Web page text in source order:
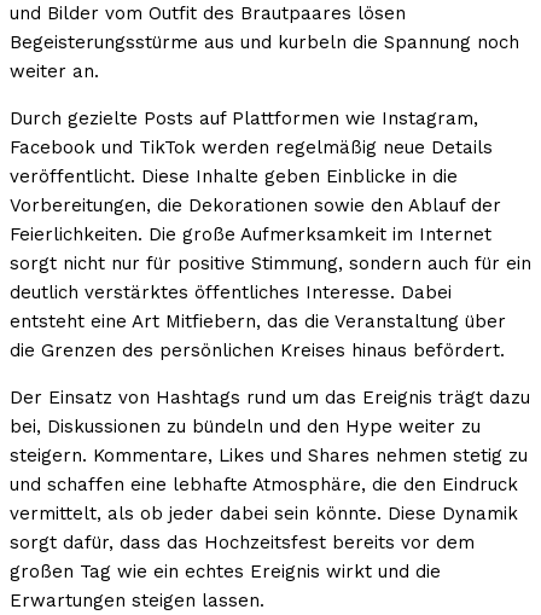
und Bilder vom Outfit des Brautpaares lösen
Begeisterungsstürme aus und kurbeln die Spannung noch
weiter an.
Durch gezielte Posts auf Plattformen wie Instagram,
Facebook und TikTok werden regelmäßig neue Details
veröffentlicht. Diese Inhalte geben Einblicke in die
Vorbereitungen, die Dekorationen sowie den Ablauf der
Feierlichkeiten. Die große Aufmerksamkeit im Internet
sorgt nicht nur für positive Stimmung, sondern auch für ein
deutlich verstärktes öffentliches Interesse. Dabei
entsteht eine Art Mitfiebern, das die Veranstaltung über
die Grenzen des persönlichen Kreises hinaus befördert.
Der Einsatz von Hashtags rund um das Ereignis trägt dazu
bei, Diskussionen zu bündeln und den Hype weiter zu
steigern. Kommentare, Likes und Shares nehmen stetig zu
und schaffen eine lebhafte Atmosphäre, die den Eindruck
vermittelt, als ob jeder dabei sein könnte. Diese Dynamik
sorgt dafür, dass das Hochzeitsfest bereits vor dem
großen Tag wie ein echtes Ereignis wirkt und die
Erwartungen steigen lassen.